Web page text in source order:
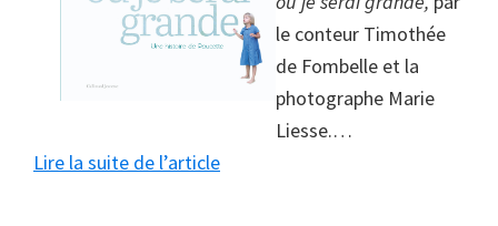
le conteur Timothée
de Fombelle et la
photographe Marie
Liesse.…
Lire la suite de l’articleà